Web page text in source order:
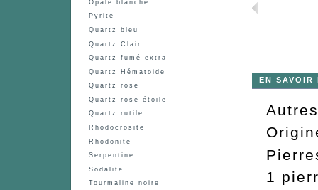
Opale blanche
Pyrite
Quartz bleu
Quartz Clair
Quartz fumé extra
Quartz Hématoide
Quartz rose
Quartz rose étoile
Quartz rutile
Rhodocrosite
Rhodonite
Serpentine
Sodalite
Tourmaline noire
EN SAVOIR
1